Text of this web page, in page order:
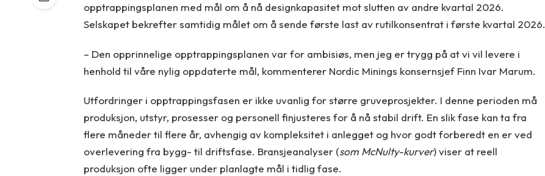
opptrappingsplanen med mål om å nå designkapasitet mot slutten av andre kvartal 2026.
Selskapet bekrefter samtidig målet om å sende første last av rutilkonsentrat i første kvartal 2026.
– Den opprinnelige opptrappingsplanen var for ambisiøs, men jeg er trygg på at vi vil levere i
henhold til våre nylig oppdaterte mål, kommenterer Nordic Minings konsernsjef Finn Ivar Marum.
Utfordringer i opptrappingsfasen er ikke uvanlig for større gruveprosjekter. I denne perioden må
produksjon, utstyr, prosesser og personell finjusteres for å nå stabil drift. En slik fase kan ta fra
flere måneder til flere år, avhengig av kompleksitet i anlegget og hvor godt forberedt en er ved
overlevering fra bygg- til driftsfase. Bransjeanalyser (som McNulty-kurver) viser at reell
produksjon ofte ligger under planlagte mål i tidlig fase.